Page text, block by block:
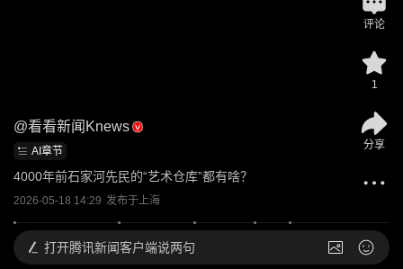
@看看新闻Knews
AI章节
4000年前石家河先民的“艺术仓库”都有啥？
2026-05-18 14:29 发布于上海
评论
1
分享
打开腾讯新闻客户端说两句